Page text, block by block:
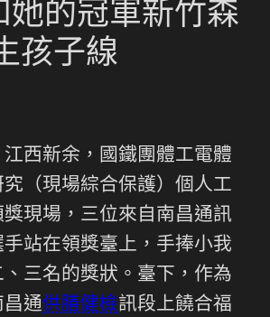
她的冠軍新竹森
孩子線
江西新余，國鐵團體工電體
（現場綜合保護）個人工
現場，三位來自南昌通訊
站在領獎臺上，手捧小我
三名的獎狀。臺下，作為
昌通供膳健檢訊段上饒合福